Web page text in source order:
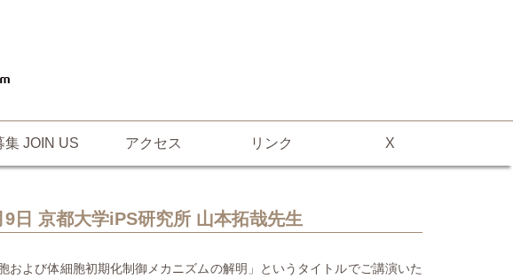
集 JOIN US アクセス リンク X
日 京都大学iPS研究所 山本拓哉先生
よび体細胞初期化制御メカニズムの解明」というタイトルでご講演いた